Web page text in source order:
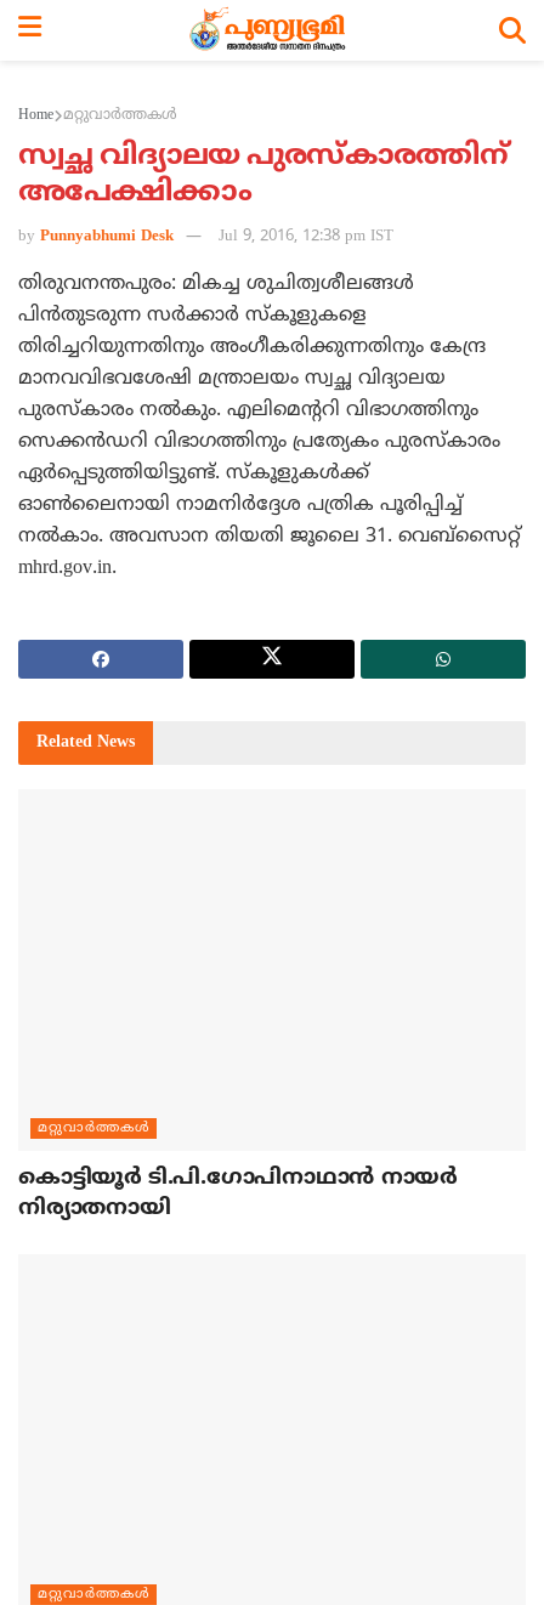
Home മറ്റുവാര്‍ത്തകള്‍
സ്വച്ഛ വിദ്യാലയ പുരസ്‌കാരത്തിന്
അപേക്ഷിക്കാം
by Punnyabhumi Desk Jul 9, 2016, 12:38 pm IST
തിരുവനന്തപുരം: മികച്ച ശുചിത്വശീലങ്ങള്‍
പിന്‍തുടരുന്ന സര്‍ക്കാര്‍ സ്‌കൂളുകളെ
തിരിച്ചറിയുന്നതിനും അംഗീകരിക്കുന്നതിനും കേന്ദ്ര
മാനവവിഭവശേഷി മന്ത്രാലയം സ്വച്ഛ വിദ്യാലയ
പുരസ്‌കാരം നല്‍കും. എലിമെന്ററി വിഭാഗത്തിനും
സെക്കന്‍ഡറി വിഭാഗത്തിനും പ്രത്യേകം പുരസ്‌കാരം
ഏര്‍പ്പെടുത്തിയിട്ടുണ്ട്. സ്‌കൂളുകള്‍ക്ക്
ഓണ്‍ലൈനായി നാമനിര്‍ദ്ദേശ പത്രിക പൂരിപ്പിച്ച്
നല്‍കാം. അവസാന തിയതി ജൂലൈ 31. വെബ്‌സൈറ്റ്
mhrd.gov.in.
Related News
മറ്റുവാര്‍ത്തകള്‍
കൊട്ടിയൂര്‍ ടി.പി.ഗോപിനാഥാന്‍ നായര്‍
നിര്യാതനായി
മറ്റുവാര്‍ത്തകള്‍